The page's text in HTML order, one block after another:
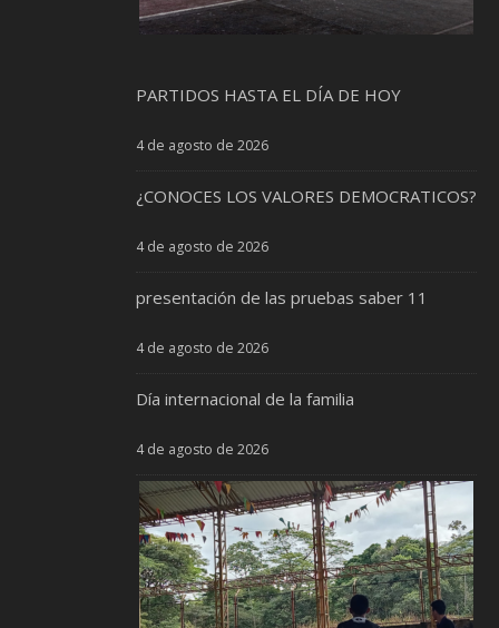
PARTIDOS HASTA EL DÍA DE HOY
4 de agosto de 2026
¿CONOCES LOS VALORES DEMOCRATICOS?
4 de agosto de 2026
presentación de las pruebas saber 11
4 de agosto de 2026
Día internacional de la familia
4 de agosto de 2026